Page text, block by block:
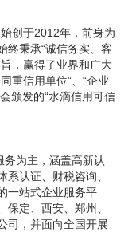
创于2012年，前身为
终秉承“诚信务实、客
，赢得了业界和广大
重信用单位”、“企业
颁发的“水滴信用可信
为主，涵盖高新认
认证、财税咨询、
一站式企业服务平
定、西安、郑州、
司，并面向全国开展